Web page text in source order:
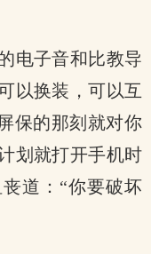
电子音和比教导
以换装，可以互
保的那刻就对你
划就打开手机时
道：“你要破坏